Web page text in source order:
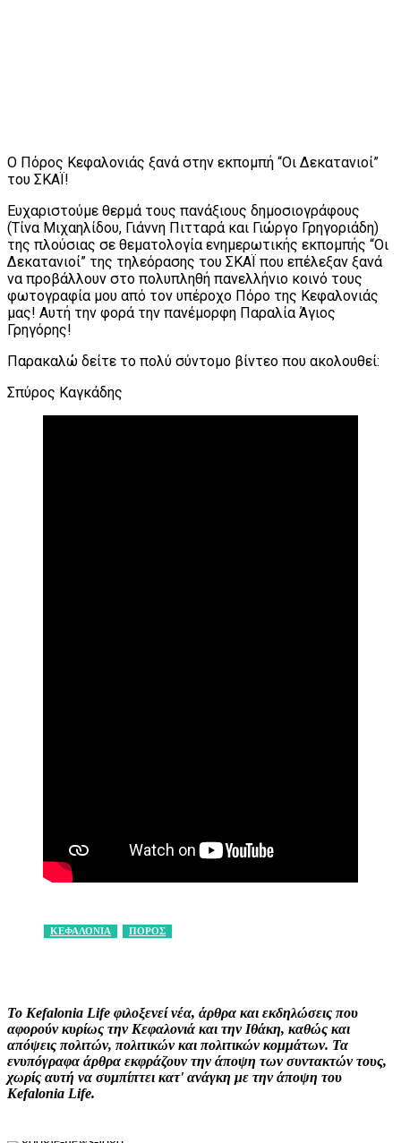
Ο Πόρος Κεφαλονιάς ξανά στην εκπομπή “Οι Δεκατανιοί”
του ΣΚΑΪ!
Ευχαριστούμε θερμά τους πανάξιους δημοσιογράφους
(Τίνα Μιχαηλίδου, Γιάννη Πιτταρά και Γιώργο Γρηγοριάδη)
της πλούσιας σε θεματολογία ενημερωτικής εκπομπής “Οι
Δεκατανιοί” της τηλεόρασης του ΣΚΑΪ που επέλεξαν ξανά
να προβάλλουν στο πολυπληθή πανελλήνιο κοινό τους
φωτογραφία μου από τον υπέροχο Πόρο της Κεφαλονιάς
μας! Αυτή την φορά την πανέμορφη Παραλία Άγιος
Γρηγόρης!
Παρακαλώ δείτε το πολύ σύντομο βίντεο που ακολουθεί:
Σπύρος Καγκάδης
ΚΕΦΑΛΟΝΙΑ ΠΟΡΟΣ
Το Kefalonia Life φιλοξενεί νέα, άρθρα και εκδηλώσεις που
αφορούν κυρίως την Κεφαλονιά και την Ιθάκη, καθώς και
απόψεις πολιτών, πολιτικών και πολιτικών κομμάτων. Τα
ενυπόγραφα άρθρα εκφράζουν την άποψη των συντακτών τους,
χωρίς αυτή να συμπίπτει κατ' ανάγκη με την άποψη του
Kefalonia Life.